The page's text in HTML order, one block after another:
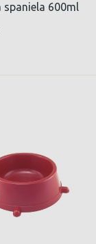
spaniela 600ml